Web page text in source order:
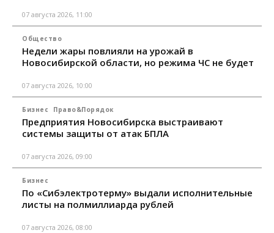
07 августа 2026, 11:00
Общество
Недели жары повлияли на урожай в
Новосибирской области, но режима ЧС не будет
07 августа 2026, 10:00
Бизнес Право&Порядок
Предприятия Новосибирска выстраивают
системы защиты от атак БПЛА
07 августа 2026, 09:00
Бизнес
По «Сибэлектротерму» выдали исполнительные
листы на полмиллиарда рублей
07 августа 2026, 08:00